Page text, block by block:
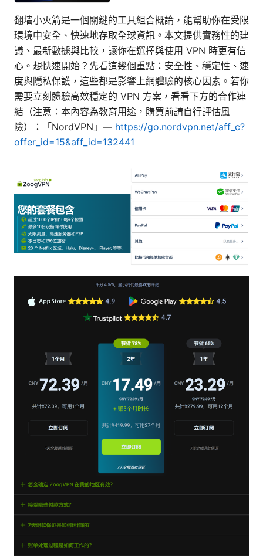
翻墙小火箭是一個關鍵的工具組合概論，能幫助你在受限
環境中安全、快速地存取全球資訊。本文提供實務性的建
議、最新數據與比較，讓你在選擇與使用 VPN 時更有信
心。想快速開始？先看這幾個重點：安全性、穩定性、速
度與隱私保護，這些都是影響上網體驗的核心因素。若你
需要立刻體驗高效穩定的 VPN 方案，看看下方的合作連
結（注意：本內容為教育用途，購買前請自行評估風
險）：「NordVPN」— https://go.nordvpn.net/aff_c?
offer_id=15&aff_id=132441